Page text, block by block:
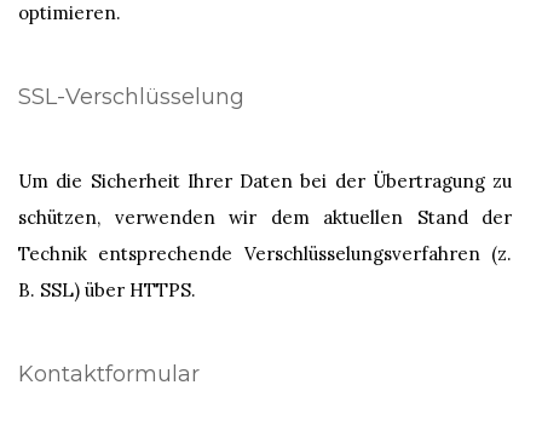
optimieren.
SSL-Verschlüsselung
Um die Sicherheit Ihrer Daten bei der Übertragung zu
schützen, verwenden wir dem aktuellen Stand der
Technik entsprechende Verschlüsselungsverfahren (z.
B. SSL) über HTTPS.
Kontaktformular